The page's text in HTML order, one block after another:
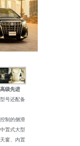
级先进
号还配备
制的侧滑
置式大型
窗、内置